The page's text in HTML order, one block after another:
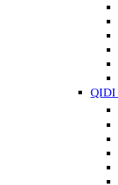
QIDI